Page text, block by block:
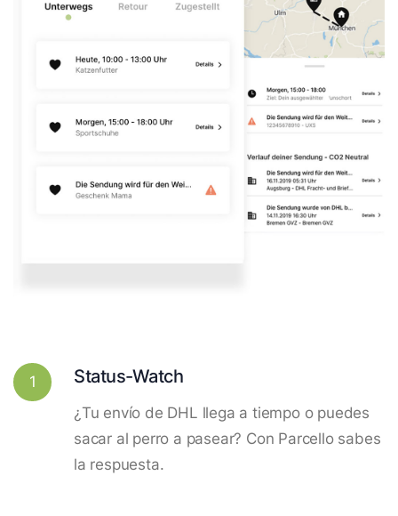
1 Status-Watch
¿Tu envío de DHL llega a tiempo o puedes
sacar al perro a pasear? Con Parcello sabes
la respuesta.